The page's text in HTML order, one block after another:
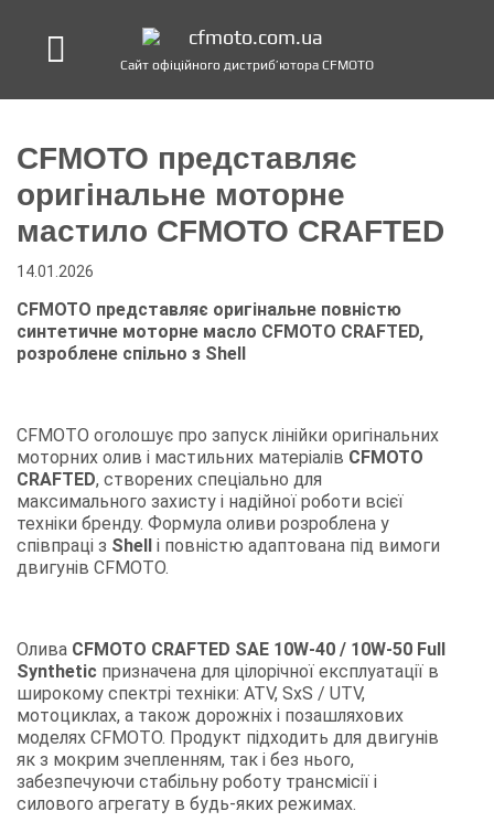
Сайт офіційного дистриб’ютора CFMOTO
CFMOTO представляє
оригінальне моторне
мастило CFMOTO CRAFTED
14.01.2026
CFMOTO представляє оригінальне повністю
синтетичне моторне масло CFMOTO CRAFTED,
розроблене спільно з Shell
CFMOTO оголошує про запуск лінійки оригінальних
моторних олив і мастильних матеріалів CFMOTO
CRAFTED, створених спеціально для
максимального захисту і надійної роботи всієї
техніки бренду. Формула оливи розроблена у
співпраці з Shell і повністю адаптована під вимоги
двигунів CFMOTO.
Олива CFMOTO CRAFTED SAE 10W-40 / 10W-50 Full
Synthetic призначена для цілорічної експлуатації в
широкому спектрі техніки: ATV, SxS / UTV,
мотоциклах, а також дорожніх і позашляхових
моделях CFMOTO. Продукт підходить для двигунів
як з мокрим зчепленням, так і без нього,
забезпечуючи стабільну роботу трансмісії і
силового агрегату в будь-яких режимах.